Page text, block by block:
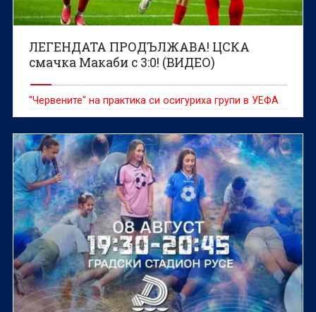
ЛЕГЕНДАТА ПРОДЪЛЖАВА! ЦСКА
смачка Макаби с 3:0! (ВИДЕО)
"Червените" на практика си осигуриха групи в УЕФА